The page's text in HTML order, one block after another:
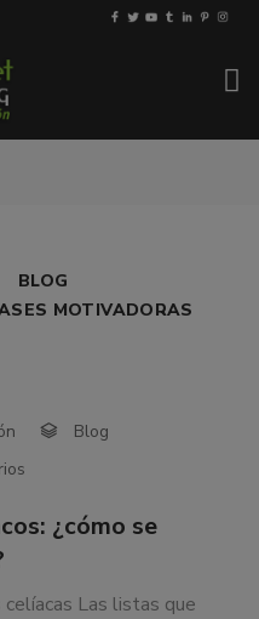
BLOG
MOTIVADORAS
Blog
¿cómo se
Las listas que